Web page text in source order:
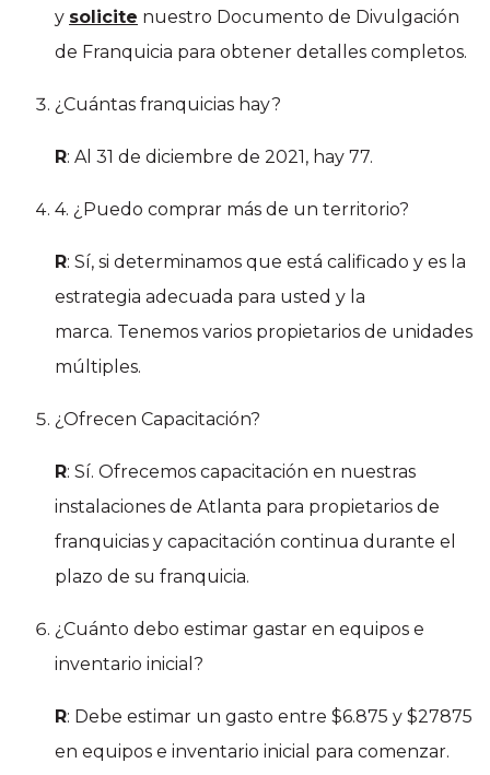
y solicite nuestro Documento de Divulgación
de Franquicia para obtener detalles completos.
¿Cuántas franquicias hay?
R: Al 31 de diciembre de 2021, hay 77.
4. ¿Puedo comprar más de un territorio?
R: Sí, si determinamos que está calificado y es la
estrategia adecuada para usted y la
marca. Tenemos varios propietarios de unidades
múltiples.
¿Ofrecen Capacitación?
R: Sí. Ofrecemos capacitación en nuestras
instalaciones de Atlanta para propietarios de
franquicias y capacitación continua durante el
plazo de su franquicia.
¿Cuánto debo estimar gastar en equipos e
inventario inicial?
R: Debe estimar un gasto entre $6.875 y $27875
en equipos e inventario inicial para comenzar.